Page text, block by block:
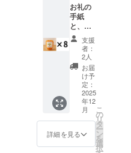
お礼の
手紙
と、こ
のプロ
ジェク
トで制
作する
オレン
ジせっ
けんを
「8つ」
提供し
ます。
【商品
説明】
サイ
支援
者：
2人
お届
け予
定：
2025
年12
月
詳細を見る
こ
の
リ
タ
ー
ン
を
選
択